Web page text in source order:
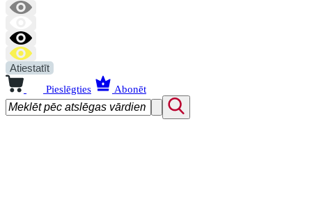
Atiestatīt
Pieslēgties Abonēt